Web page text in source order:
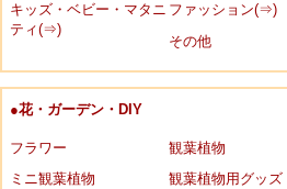
キッズ・ベビー・マタニ
ティ(⇒)
ファッション(⇒)
その他
●花・ガーデン・DIY
フラワー
観葉植物
ミニ観葉植物
観葉植物用グッズ